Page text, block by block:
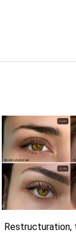
Restructuration,